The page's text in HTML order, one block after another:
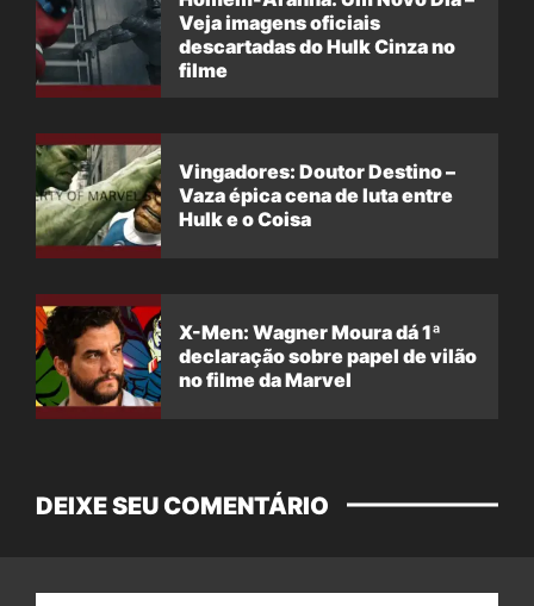
Veja imagens oficiais
descartadas do Hulk Cinza no
filme
Vingadores: Doutor Destino –
Vaza épica cena de luta entre
Hulk e o Coisa
X-Men: Wagner Moura dá 1ª
declaração sobre papel de vilão
no filme da Marvel
DEIXE SEU COMENTÁRIO